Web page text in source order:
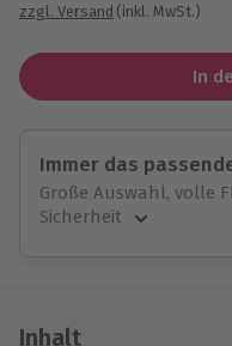
zzgl. Versand (inkl. MwSt.)
In
Immer das
Große Auswahl, volle
Sicherheit
Jeder Gutschein
Inhalt